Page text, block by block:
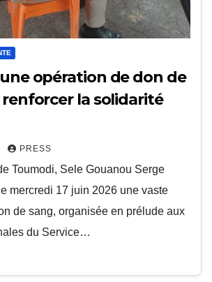
opération de don de
la solidarité
PRESS
Toumodi, Sele Gouanou Serge
mercredi 17 juin 2026 une vaste
de sang, organisée en prélude aux
du Service…